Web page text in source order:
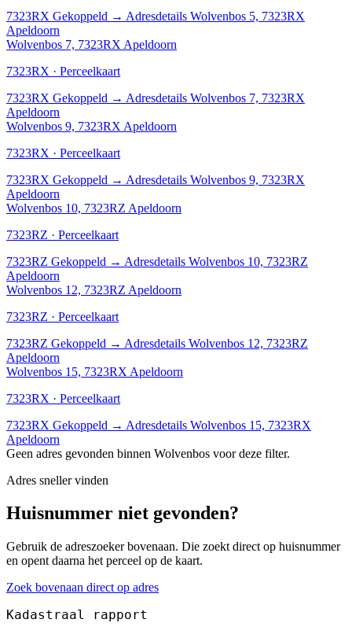
7323RX Gekoppeld → Adresdetails Wolvenbos 5, 7323RX
Apeldoorn
Wolvenbos 7, 7323RX Apeldoorn
7323RX · Perceelkaart
7323RX Gekoppeld → Adresdetails Wolvenbos 7, 7323RX
Apeldoorn
Wolvenbos 9, 7323RX Apeldoorn
7323RX · Perceelkaart
7323RX Gekoppeld → Adresdetails Wolvenbos 9, 7323RX
Apeldoorn
Wolvenbos 10, 7323RZ Apeldoorn
7323RZ · Perceelkaart
7323RZ Gekoppeld → Adresdetails Wolvenbos 10, 7323RZ
Apeldoorn
Wolvenbos 12, 7323RZ Apeldoorn
7323RZ · Perceelkaart
7323RZ Gekoppeld → Adresdetails Wolvenbos 12, 7323RZ
Apeldoorn
Wolvenbos 15, 7323RX Apeldoorn
7323RX · Perceelkaart
7323RX Gekoppeld → Adresdetails Wolvenbos 15, 7323RX
Apeldoorn
Geen adres gevonden binnen Wolvenbos voor deze filter.
Adres sneller vinden
Huisnummer niet gevonden?
Gebruik de adreszoeker bovenaan. Die zoekt direct op huisnummer
en opent daarna het perceel op de kaart.
Zoek bovenaan direct op adres
Kadastraal rapport